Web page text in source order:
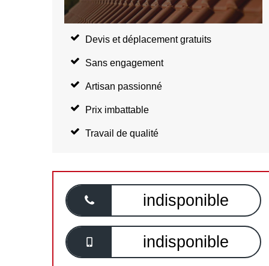
Devis et déplacement gratuits
Sans engagement
Artisan passionné
Prix imbattable
Travail de qualité
indisponible
indisponible